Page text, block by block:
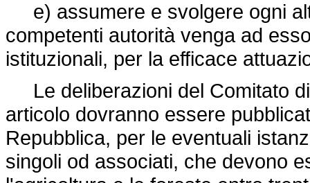
e) assumere e svolgere ogni
competenti autorità venga ad
istituzionali, per la efficace
Le deliberazioni del Comitato
articolo dovranno essere
Repubblica, per le eventuali
singoli od associati, che devono